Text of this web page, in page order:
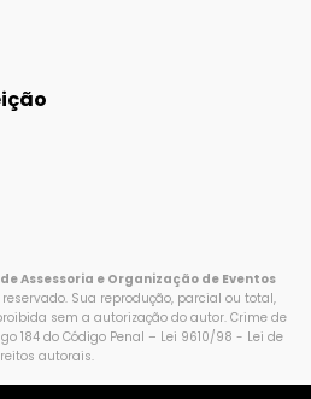
Assessoria e Organização de Eventos
reservado. Sua reprodução, parcial ou total,
sem a autorização do autor. Crime de
184 do Código Penal – Lei 9610/98 - Lei de
autorais.